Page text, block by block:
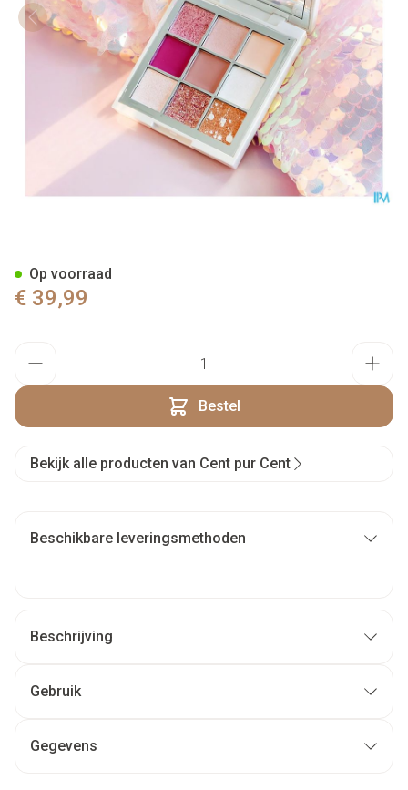
€ 39,99
Bestel
Op voorraad
Bekijk alle producten van Cent pur Cent
Beschikbare leveringsmethoden
Beschrijving
Gebruik
Gegevens